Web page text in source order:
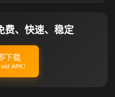
费、快速、稳定
下载
APK）